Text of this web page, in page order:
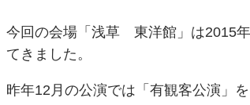
今回の会場「浅草 東洋館」は2015
てきました。
昨年12月の公演では「有観客公演」を